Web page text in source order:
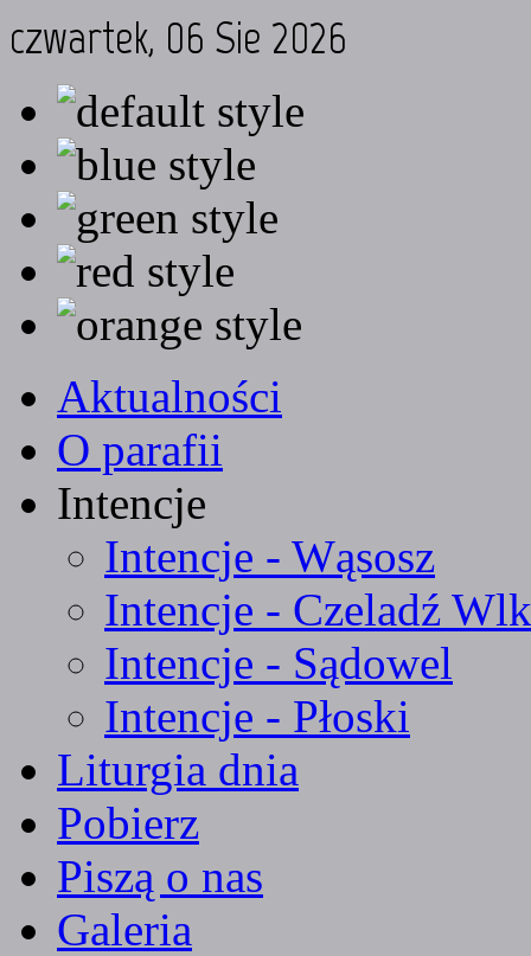
czwartek, 06 Sie 2026
Aktualności
O parafii
Intencje
Intencje - Wąsosz
Intencje - Czeladź
Intencje - Sądowel
Intencje - Płoski
Liturgia dnia
Pobierz
Piszą o nas
Galeria